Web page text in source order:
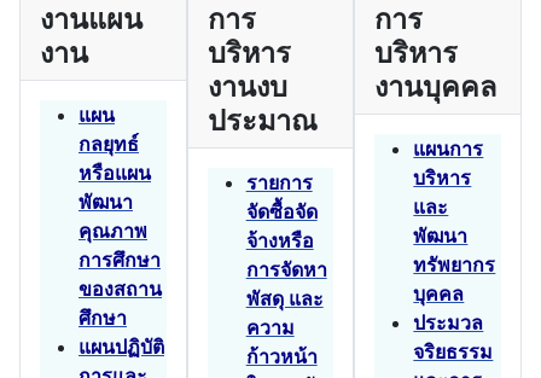
งานแผน
งาน
แผน
กลยุทธ์
หรือแผน
พัฒนา
คุณภาพ
การศึกษา
ของสถาน
ศึกษา
แผนปฏิบัติ
การ
บริหาร
งานงบ
ประมาณ
รายการ
จัดซื้อจัด
จ้างหรือ
การจัดหา
พัสดุ และ
ความ
ก้าวหน้า
การ
บริหาร
งานบุคคล
แผนการ
บริหาร
และ
พัฒนา
ทรัพยากร
บุคคล
ประมวล
จริยธรรม